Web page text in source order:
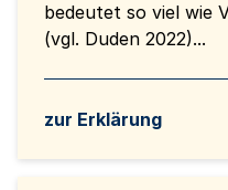
bedeutet so viel wie
(vgl. Duden 2022)...
zur Erklärung